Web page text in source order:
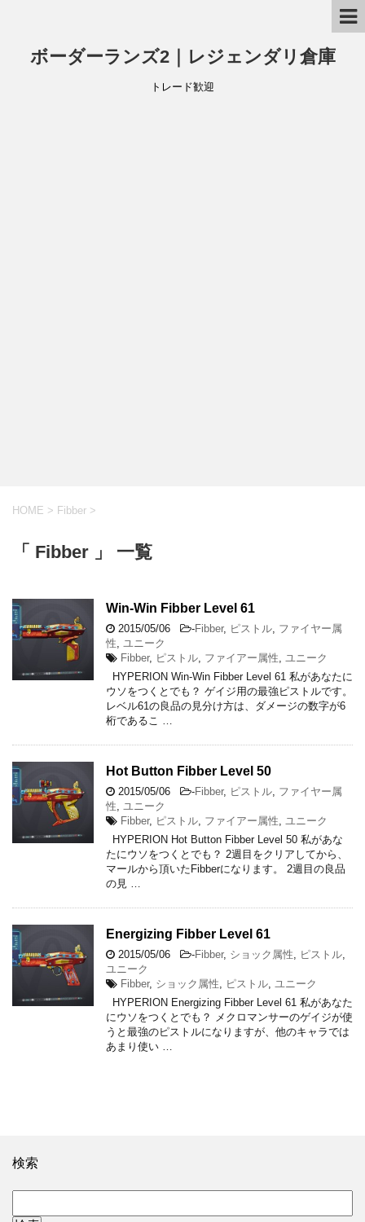
ボーダーランズ2｜レジェンダリ倉庫
トレード歓迎
HOME > Fibber >
「 Fibber 」 一覧
Win-Win Fibber Level 61
2015/05/06 -Fibber, ピストル ファイヤー属
性
ユニーク
Fibber, ピストル ファイアー属性
ユニーク
HYPERION Win-Win Fibber Level 61 私があなたに
ウソをつくとでも？ ゲイジ用の最強ピストルです。
レベル61の良品の見分け方は、ダメージの数字が6
桁であるこ …
Hot Button Fibber Level 50
2015/05/06 -Fibber, ピストル ファイヤー属
性
ユニーク
Fibber, ピストル ファイアー属性
ユニーク
HYPERION Hot Button Fibber Level 50 私があな
たにウソをつくとでも？ 2週目をクリアしてから、
マールから頂いたFibberになります。 2週目の良品
の見 …
Energizing Fibber Level 61
2015/05/06 -Fibber, ショック属性 ピストル
ユニーク
Fibber, ショック属性 ピストル
ユニーク
HYPERION Energizing Fibber Level 61 私があなた
にウソをつくとでも？ メクロマンサーのゲイジが使
うと最強のピストルになりますが、他のキャラでは
あまり使い …
検索